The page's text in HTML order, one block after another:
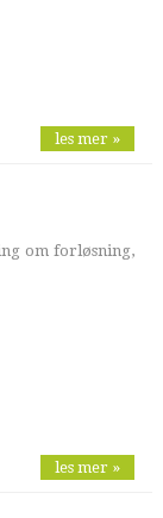
les mer »
om forløsning,
les mer »